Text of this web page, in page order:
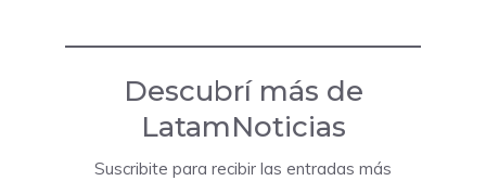
Descubrí más de
LatamNoticias
Suscribite para recibir las entradas más